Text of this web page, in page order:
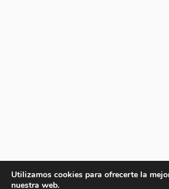
Utilizamos cookies para ofrecerte la
nuestra web.